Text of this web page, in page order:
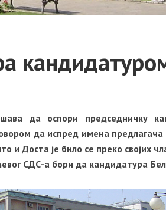
да оспори председничку
да испред имена предлагача
и Доста је било се преко својих
СДС-а бори да кандидатура